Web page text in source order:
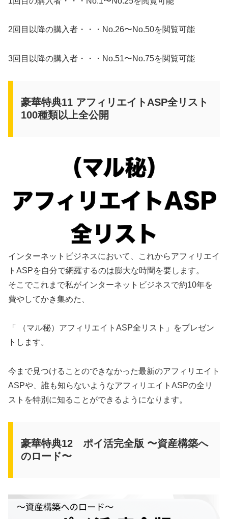
2回目以降の購入者・・・No.26〜No.50を閲覧可能
3回目以降の購入者・・・No.51〜No.75を閲覧可能
豪華特典11 アフィリエイトASP全リスト
100種類以上全公開
インターネットビジネスにおいて、これからアフィリエイ
トASPを自分で網羅するのは膨大な時間を要します。
そこでこれまで私がインターネットビジネスで約10年を
費やしてかき集めた、
「 （マル秘）アフィリエイトASP全リスト」をプレゼン
トします。
今まで見つけることのできなかった最新のアフィリエイト
ASPや、誰も知らないようなアフィリエイトASPの全リ
ストを特別に知ることができるようになります。
豪華特典12 ポイ活完全版 〜資産構築へ
のロード〜